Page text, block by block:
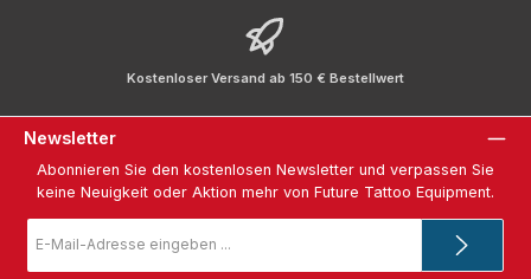
Kostenloser Versand ab 150 € Bestellwert
Newsletter
Abonnieren Sie den kostenlosen Newsletter und verpassen Sie
keine Neuigkeit oder Aktion mehr von Future Tattoo Equipment.
Mail-
*